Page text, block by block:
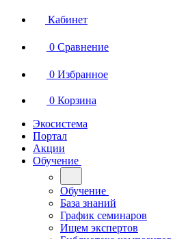
Кабинет
0 Сравнение
0 Избранное
0 Корзина
Экосистема
Портал
Акции
Обучение
Обучение
База знаний
График семинаров
Ищем экспертов